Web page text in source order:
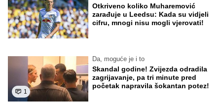
Otkriveno koliko Muharemović
zarađuje u Leedsu: Kada su vidjeli
cifru, mnogi nisu mogli vjerovati!
1
Da, moguće je i to
Skandal godine! Zvijezda odradila
zagrijavanje, pa tri minute pred
početak napravila šokantan potez!